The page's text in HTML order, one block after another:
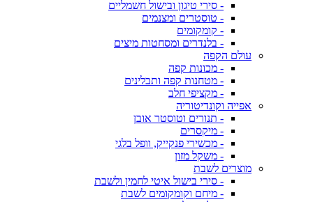
- סירי טיגון ובישול חשמליים
- טוסטרים ומצנמים
- קומקומים
- בלנדרים ומסחטות מיצים
עולם הקפה
- מכונות קפה
- מטחנות קפה ותבלינים
- מקציפי חלב
אפייה וקונדיטוריה
- תנורים וטוסטר אובן
- מיקסרים
- מכשירי פנקייק, וופל בלגי
- משקל מזון
מוצרים לשבת
- סירי בישול איטי לחמין ולשבת
- מיחם וקומקומים לשבת